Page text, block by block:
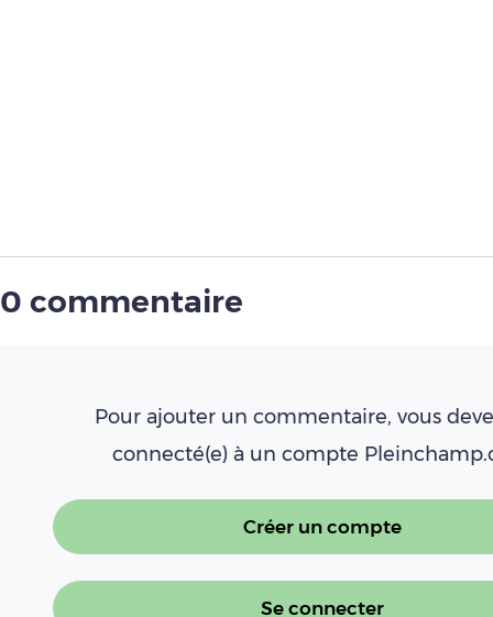
0 commentaire
Pour ajouter un commentaire, vous
connecté(e) à un compte
Créer un compte
Se connecter